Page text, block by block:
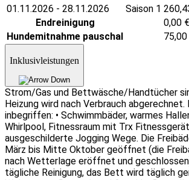
01.11.2026 - 28.11.2026
Saison 1
Endreinigung
0,00 €
Hundemitnahme pauschal
75,00
Inklusivleistungen
Strom/Gas und Bettwäsche/Handtücher
Heizung wird nach Verbrauch abgerechnet.
inbegriffen: • Schwimmbäder, warmes
Whirlpool, Fitnessraum mit Trx
ausgeschilderte Jogging Wege. Die
März bis Mitte Oktober geöffnet (die
nach Wetterlage eröffnet und
tägliche Reinigung, das Bett wird täglich